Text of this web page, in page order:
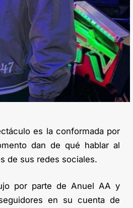
es la conformada por
dan de qué hablar al
de sus redes sociales.
por parte de Anuel AA y
en su cuenta de